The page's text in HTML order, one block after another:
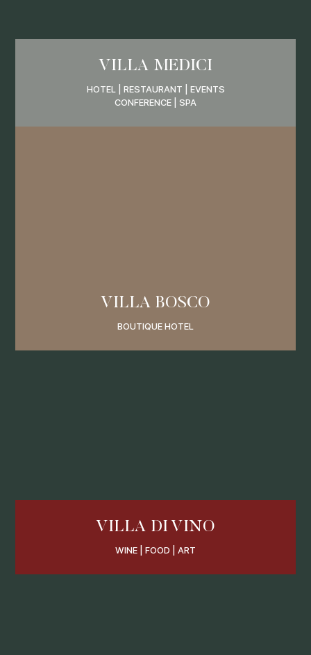
VILLA MEDICI
HOTEL | RESTAURANT | EVENTS
CONFERENCE | SPA
VILLA BOSCO
BOUTIQUE HOTEL
VILLA DI VINO
WINE | FOOD | ART